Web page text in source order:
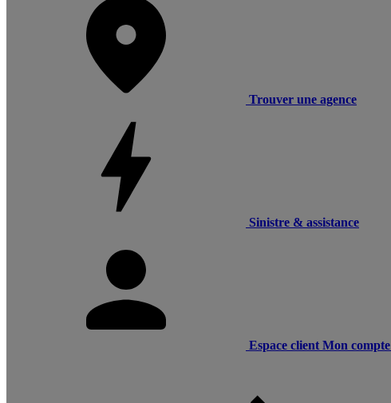
Trouver une agence
Sinistre & assistance
Espace client Mon compte